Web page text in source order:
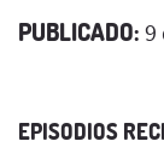
PUBLICADO: 9
EPISODIOS